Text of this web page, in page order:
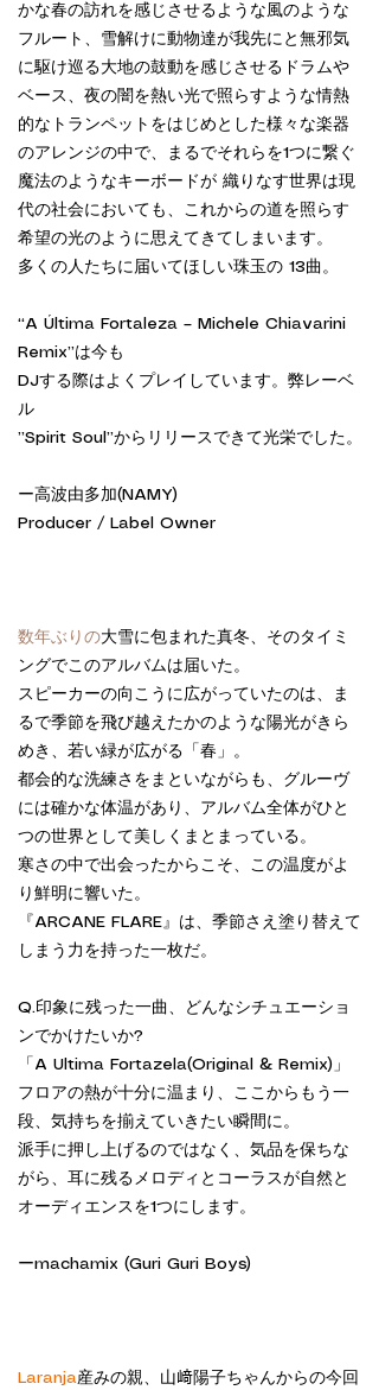
かな春の訪れを感じさせるような風のような
フルート、雪解けに動物達が我先にと無邪気
に駆け巡る大地の鼓動を感じさせるドラムや
ベース、夜の闇を熱い光で照らすような情熱
的なトランペットをはじめとした様々な楽器
のアレンジの中で、まるでそれらを1つに繋ぐ
魔法のようなキーボードが 織りなす世界は現
代の社会においても、これからの道を照らす
希望の光のように思えてきてしまいます。
多くの人たちに届いてほしい珠玉の 13曲。
“A Última Fortaleza – Michele Chiavarini
Remix”は今も
DJする際はよくプレイしています。弊レーベ
ル
”Spirit Soul”からリリースできて光栄でした。
ー高波由多加(NAMY)
Producer / Label Owner
数年ぶりの大雪に包まれた真冬、そのタイミ
ングでこのアルバムは届いた。
スピーカーの向こうに広がっていたのは、ま
るで季節を飛び越えたかのような陽光がきら
めき、若い緑が広がる「春」。
都会的な洗練さをまといながらも、グルーヴ
には確かな体温があり、アルバム全体がひと
つの世界として美しくまとまっている。
寒さの中で出会ったからこそ、この温度がよ
り鮮明に響いた。
『ARCANE FLARE』は、季節さえ塗り替えて
しまう力を持った一枚だ。
Q.印象に残った一曲、どんなシチュエーショ
ンでかけたいか?
「A Ultima Fortazela(Original & Remix)」
フロアの熱が十分に温まり、ここからもう一
段、気持ちを揃えていきたい瞬間に。
派手に押し上げるのではなく、気品を保ちな
がら、耳に残るメロディとコーラスが自然と
オーディエンスを1つにします。
ーmachamix (Guri Guri Boys)
Laranja産みの親、山﨑陽子ちゃんからの今回